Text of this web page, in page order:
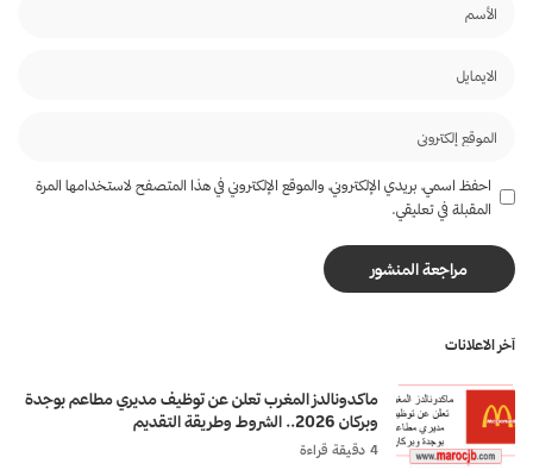
احفظ اسمي، بريدي الإلكتروني، والموقع الإلكتروني في هذا المتصفح لاستخدامها المرة
المقبلة في تعليقي.
آخر الاعلانات
ماكدونالدز المغرب تعلن عن توظيف مديري مطاعم بوجدة
وبركان 2026.. الشروط وطريقة التقديم
4 دقيقة قراءة